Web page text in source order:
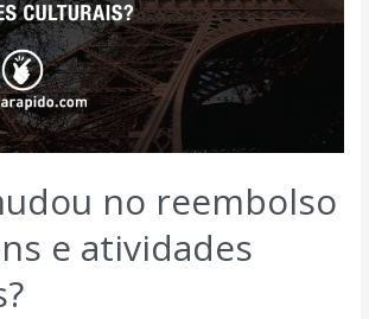
no reembolso
e atividades